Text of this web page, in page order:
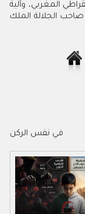
المغربي، وآلية
الجلالة الملك
في نفس الركن